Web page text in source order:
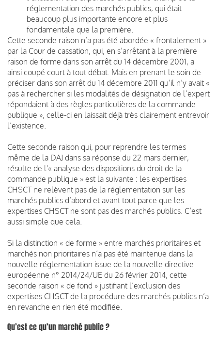
réglementation des marchés publics, qui était
beaucoup plus importante encore et plus
fondamentale que la première.
Cette seconde raison n’a pas été abordée « frontalement »
par la Cour de cassation, qui, en s’arrêtant à la première
raison de forme dans son arrêt du 14 décembre 2001, a
ainsi coupé court à tout débat. Mais en prenant le soin de
préciser dans son arrêt du 14 décembre 2011 qu’il n’y avait «
pas à rechercher si les modalités de désignation de l’expert
répondaient à des règles particulières de la commande
publique », celle-ci en laissait déjà très clairement entrevoir
l’existence.
Cette seconde raison qui, pour reprendre les termes
même de la DAJ dans sa réponse du 22 mars dernier,
résulte de l'« analyse des dispositions du droit de la
commande publique » est la suivante : les expertises
CHSCT ne relèvent pas de la réglementation sur les
marchés publics d’abord et avant tout parce que les
expertises CHSCT ne sont pas des marchés publics. C’est
aussi simple que cela.
Si la distinction « de forme » entre marchés prioritaires et
marchés non prioritaires n’a pas été maintenue dans la
nouvelle réglementation issue de la nouvelle directive
européenne n° 2014/24/UE du 26 février 2014, cette
seconde raison « de fond » justifiant l’exclusion des
expertises CHSCT de la procédure des marchés publics n’a
en revanche en rien été modifiée.
Qu’est ce qu’un marché public ?